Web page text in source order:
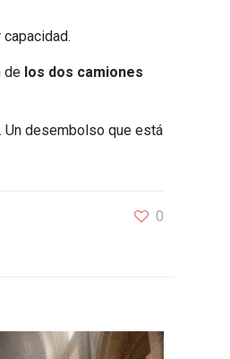
de los dos camiones
Un desembolso que está
0